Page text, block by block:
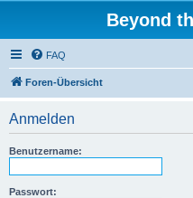
Beyond
FAQ
Foren-Übersicht
Anmelden
Benutzername:
Passwort: